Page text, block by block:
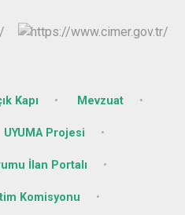
Kapı Mevzuat
UYUMA Projesi
İlan Portalı
Komisyonu